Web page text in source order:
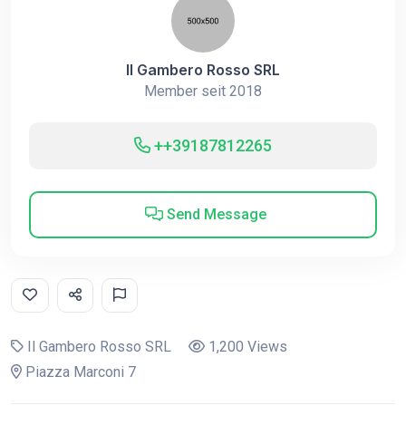
Il Gambero Rosso SRL
Member seit 2018
++39187812265
Send Message
Il Gambero Rosso SRL
1,200 Views
Piazza Marconi 7